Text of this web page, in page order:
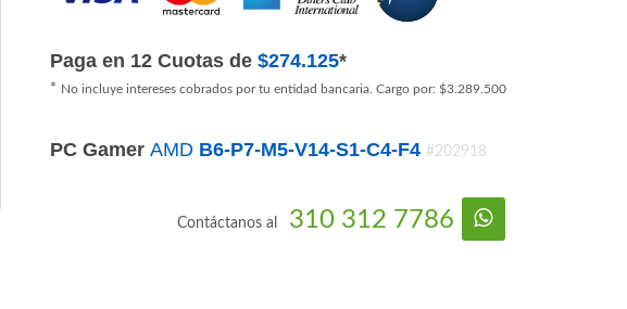
Paga en 12 Cuotas de$274.125*
* No incluye intereses cobrados por tu entidad bancaria. Cargo por: $3.289.500
PC GamerAMD B6-P7-M5-V14-S1-C4-F4 #202918
Contáctanos al 310 312 7786